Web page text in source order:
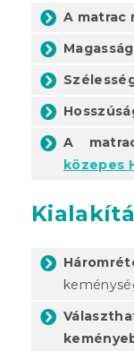
A matrac
A
közepes